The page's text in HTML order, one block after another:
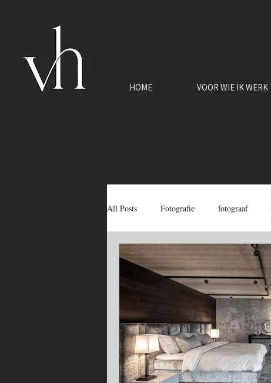
HOME VOOR WIE IK WERK
All Posts Fotografie fotograaf
vastrgoedfotograaf